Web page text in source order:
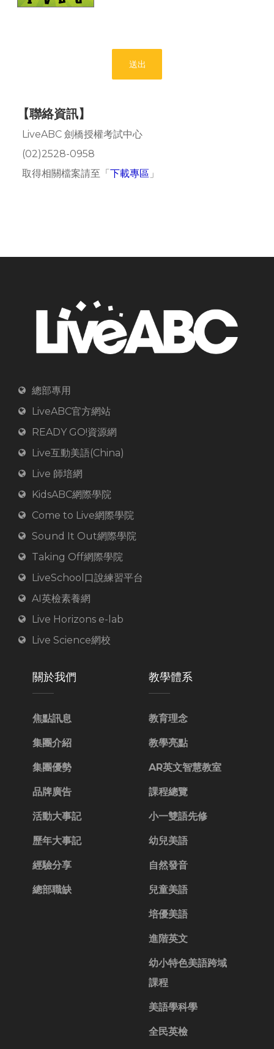
送出
【聯絡資訊】
LiveABC 劍橋授權考試中心
(02)2528-0958
取得相關檔案請至「下載專區 」
總部專用
LiveABC官方網站
READY GO!資源網
Live互動美語(China)
Live 師培網
KidsABC網際學院
Come to Live網際學院
Sound It Out網際學院
Taking Off網際學院
LiveSchool口說練習平台
AI英檢素養網
Live Horizons e-lab
Live Science網校
關於我們
焦點訊息
集團介紹
集團優勢
品牌廣告
活動大事記
歷年大事記
經驗分享
總部職缺
教學體系
教育理念
教學亮點
AR英文智慧教室
課程總覽
小一雙語先修
幼兒美語
自然發音
兒童美語
培優美語
進階英文
幼小特色美語跨域
課程
美語學科學
全民英檢